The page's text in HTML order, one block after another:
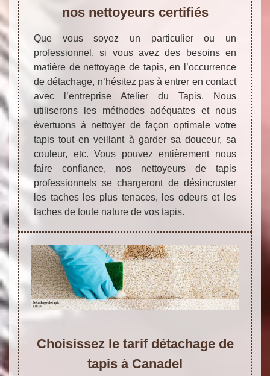
nos nettoyeurs certifiés
Que vous soyez un particulier ou un
professionnel, si vous avez des besoins en
matière de nettoyage de tapis, en l’occurrence
de détachage, n’hésitez pas à entrer en contact
avec l’entreprise Atelier du Tapis. Nous
utiliserons les méthodes adéquates et nous
évertuons à nettoyer de façon optimale votre
tapis tout en veillant à garder sa douceur, sa
couleur, etc. Vous pouvez entièrement nous
faire confiance, nos nettoyeurs de tapis
professionnels se chargeront de désincruster
les taches les plus tenaces, les odeurs et les
taches de toute nature de vos tapis.
Choisissez le tarif détachage de
tapis à Canadel